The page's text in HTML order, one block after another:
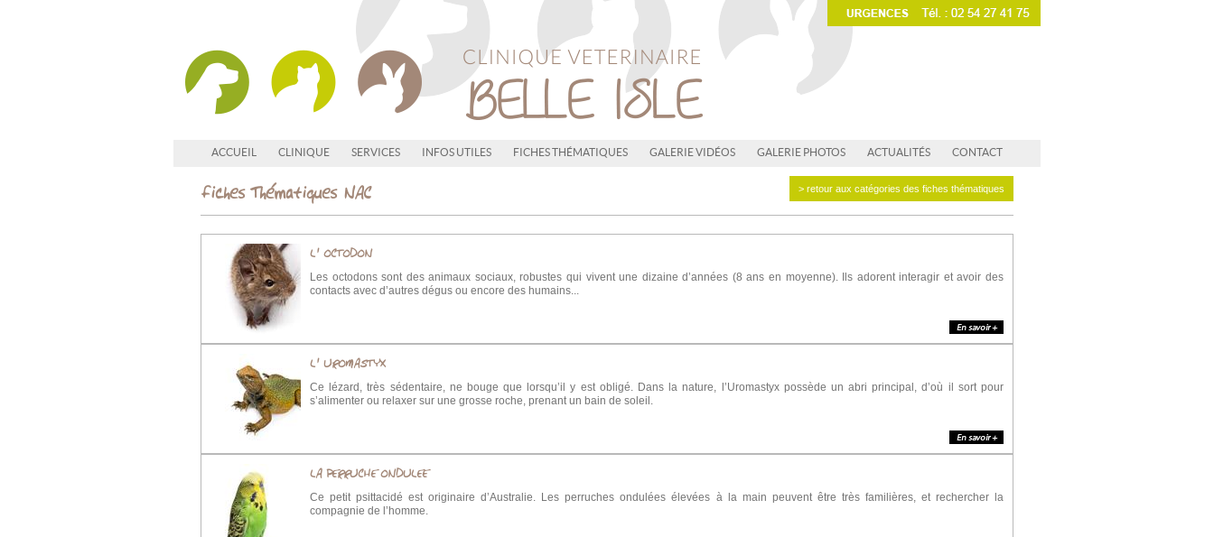
ACCUEIL CLINIQUE SERVICES INFOS UTILES FICHES THÉMATIQUES GALERIE VIDÉOS GALERIE PHOTOS ACTUALITÉS CONTACT
> retour aux catégories des fiches thématiques
Fiches Thématiques NAC
L' OCTODON
Les octodons sont des animaux sociaux, robustes qui vivent une dizaine d’années (8 ans en moyenne). Ils adorent interagir et avoir des
contacts avec d’autres dégus ou encore des humains...
L' UROMASTYX
Ce lézard, très sédentaire, ne bouge que lorsqu’il y est obligé. Dans la nature, l’Uromastyx possède un abri principal, d’où il sort pour
s’alimenter ou relaxer sur une grosse roche, prenant un bain de soleil.
LA PERRUCHE ONDULEE
Ce petit psittacidé est originaire d’Australie. Les perruches ondulées élevées à la main peuvent être très familières, et rechercher la
compagnie de l’homme.